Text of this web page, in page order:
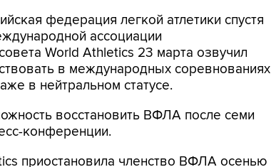
федерация легкой атлетики спустя
ассоциации
World Athletics 23 марта озвучил
в международных соревнованиях
в нейтральном статусе.
восстановить ВФЛА после семи
конференции.
приостановила членство ВФЛА осенью